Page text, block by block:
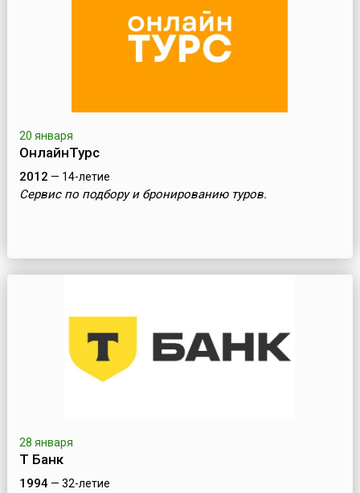
20 января
ОнлайнТурс
2012 — 14-летие
Сервис по подбору и бронированию туров.
28 января
Т Банк
1994— 32-летие